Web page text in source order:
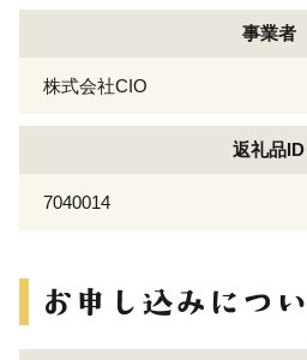
事業者
株式会社CIO
返礼品ID
7040014